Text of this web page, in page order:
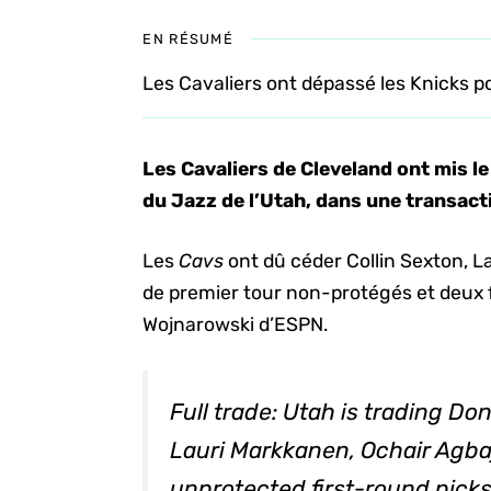
EN RÉSUMÉ
Les Cavaliers ont dépassé les Knicks
Les Cavaliers de Cleveland ont mis
du Jazz de l’Utah, dans une
LesCavs ont dû céder Collin Sexton,
de premier tour non-protégés et deux
Wojnarowski d’ESPN.
Full trade: Utah is trading
Lauri Markkanen, Ochair